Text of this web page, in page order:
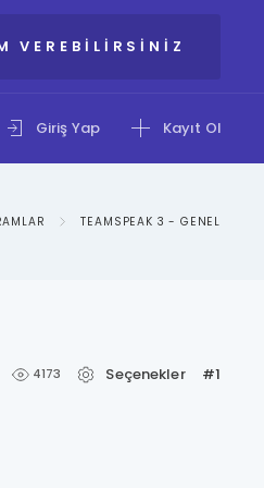
VEREBILIRSINIZ
Giriş Yap Kayıt Ol
TEAMSPEAK 3 - GENEL
4173 Seçenekler #1